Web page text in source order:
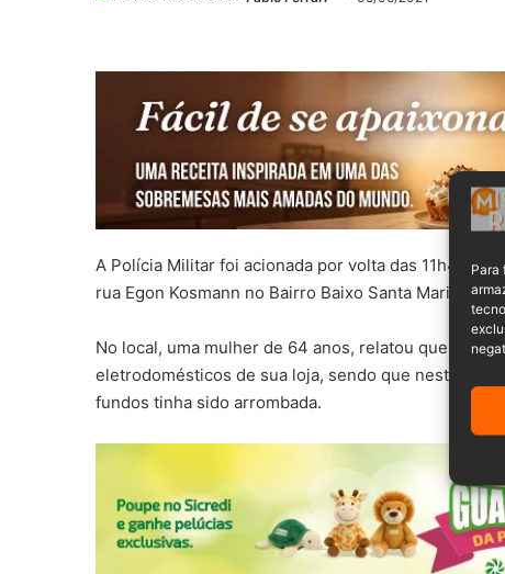
Para
A Polícia Militar foi acionada por volta das 11h40
rua Egon Kosmann no Bairro Baixo Santa Maria, em
No local, uma mulher de 64 anos, relatou que
eletrodomésticos de sua loja, sendo que neste
fundos tinha sido arrombada.